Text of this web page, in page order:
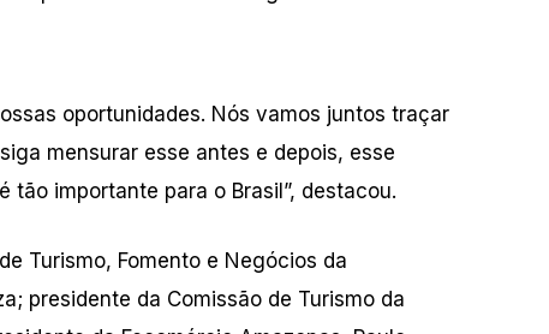
oportunidades. Nós vamos juntos traçar
mensurar esse antes e depois, esse
importante para o Brasil”, destacou.
Turismo, Fomento e Negócios da
presidente da Comissão de Turismo da